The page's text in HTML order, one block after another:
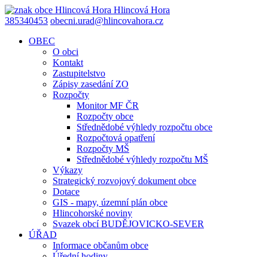
Hlincová Hora
385340453 obecni.urad@hlincovahora.cz
OBEC
O obci
Kontakt
Zastupitelstvo
Zápisy zasedání ZO
Rozpočty
Monitor MF ČR
Rozpočty obce
Střednědobé výhledy rozpočtu obce
Rozpočtová opatření
Rozpočty MŠ
Střednědobé výhledy rozpočtu MŠ
Výkazy
Strategický rozvojový dokument obce
Dotace
GIS - mapy, územní plán obce
Hlincohorské noviny
Svazek obcí BUDĚJOVICKO-SEVER
ÚŘAD
Informace občanům obce